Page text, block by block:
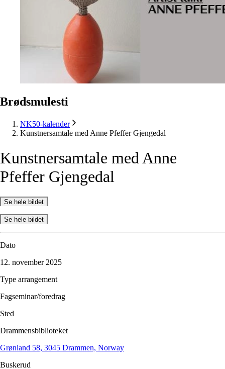
Brødsmulesti
NK50-kalender
Kunstnersamtale med Anne Pfeffer Gjengedal
Kunstnersamtale med Anne
Pfeffer Gjengedal
Se hele bildet
Se hele bildet
Dato
12. november 2025
Type arrangement
Fagseminar/foredrag
Sted
Drammensbiblioteket
Grønland 58, 3045 Drammen, Norway
Buskerud